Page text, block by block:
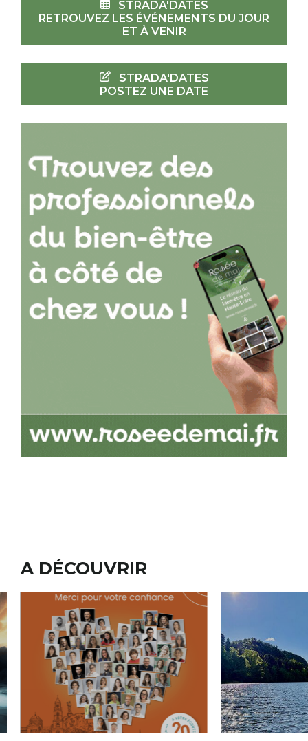
STRADA'DATES
RETROUVEZ LES ÉVÉNEMENTS DU JOUR
ET À VENIR
STRADA'DATES
POSTEZ UNE DATE
A DÉCOUVRIR